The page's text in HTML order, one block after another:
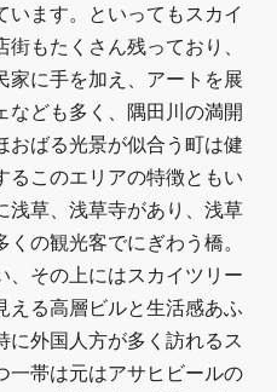
います。といってもスカイ
もたくさん残っており、
家に手を加え、アートを展
なども多く、隅田川の満開
おばる光景が似合う町は健
るこのエリアの特徴ともい
浅草、浅草寺があり、浅草
の観光客でにぎわう橋。
、その上にはスカイツリー
える高層ビルと生活感あふ
に外国人方が多く訪れるス
一帯は元はアサヒビールの